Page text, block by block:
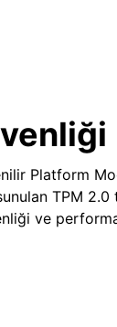
Platform
TPM
ve